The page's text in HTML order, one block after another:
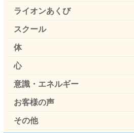
ライオンあくび
スクール
体
心
意識・エネルギー
お客様の声
その他